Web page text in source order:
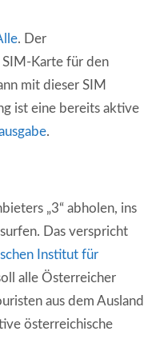
. Der
Karte für den
mit dieser SIM
ist eine bereits aktive
.
„3“ abholen, ins
Das verspricht
Institut für
alle Österreicher
aus dem Ausland
österreichische